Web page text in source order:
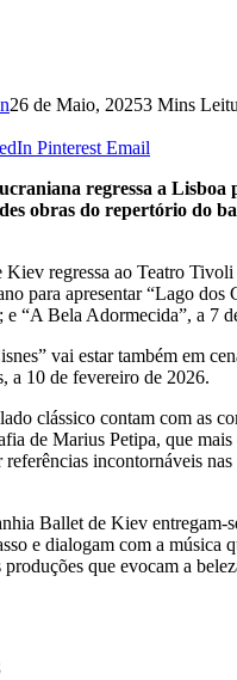
26 de Maio, 20253 Mins
Pinterest Email
regressa a Lisboa
obras do repertório do
Kiev regressa ao Teatro
para apresentar “Lago dos
e “A Bela Adormecida”, a 7
vai estar também em
a 10 de fevereiro de 2026.
clássico contam com as
de Marius Petipa, que mais
incontornáveis
Ballet de Kiev entregam-
e dialogam com a música
produções que evocam a